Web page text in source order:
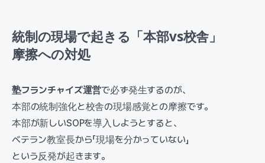
統制の現場で起きる「本部vs校舎」
摩擦への対処
塾フランチャイズ運営で必ず発生するのが、
本部の統制強化と校舎の現場感覚との摩擦です。
本部が新しいSOPを導入しようとすると、
ベテラン教室長から「現場を分かっていない」
という反発が起きます。